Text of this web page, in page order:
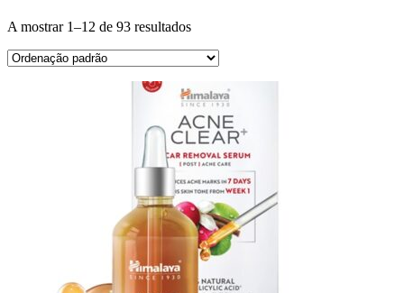
A mostrar 1–12 de 93 resultados